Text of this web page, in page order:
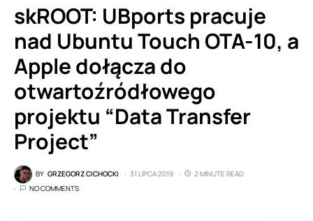
skROOT: UBports pracuje
nad Ubuntu Touch OTA-10, a
Apple dołącza do
otwartoźródłowego
projektu “Data Transfer
Project”
BY GRZEGORZ CICHOCKI 31 LIPCA 2019
2 MINUTE READ
NO COMMENTS